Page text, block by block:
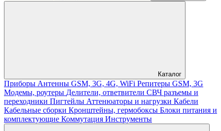
Каталог
Приборы Антенны GSM, 3G, 4G, WiFi Репитеры GSM, 3G
Модемы, роутеры Делители, ответвители СВЧ разъемы и
переходники Пигтейлы Аттенюаторы и нагрузки Кабели
Кабельные сборки Кронштейны, гермобоксы Блоки питания и
комплектующие Коммутация Инструменты